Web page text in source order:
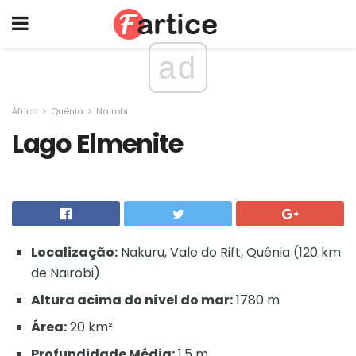
ad
África Quênia Nairobi
Lago Elmenite
Localização: Nakuru, Vale do Rift, Quênia (120 km
de Nairobi)
Altura acima do nível do mar:1780 m
Área:20 km²